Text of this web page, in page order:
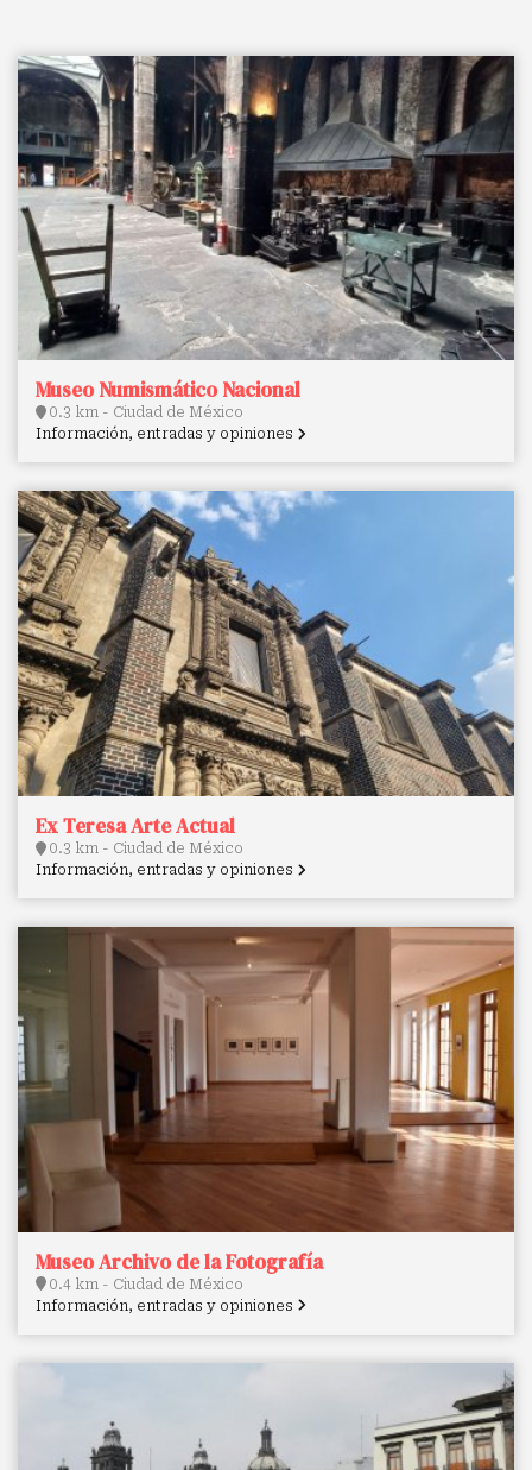
Museo Numismático Nacional
0.3 km - Ciudad de México
Información, entradas y opiniones
Ex Teresa Arte Actual
0.3 km - Ciudad de México
Información, entradas y opiniones
Museo Archivo de la Fotografía
0.4 km - Ciudad de México
Información, entradas y opiniones